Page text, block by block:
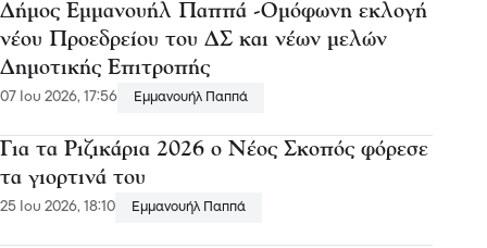
Δήμος Εμμανουήλ Παππά -Ομόφωνη εκλογή
νέου Προεδρείου του ΔΣ και νέων μελών
Δημοτικής Επιτροπής
07 Ιου 2026, 17:56 Εμμανουήλ Παππά
Για τα Ριζικάρια 2026 ο Νέος Σκοπός φόρεσε
τα γιορτινά του
25 Ιου 2026, 18:10 Εμμανουήλ Παππά